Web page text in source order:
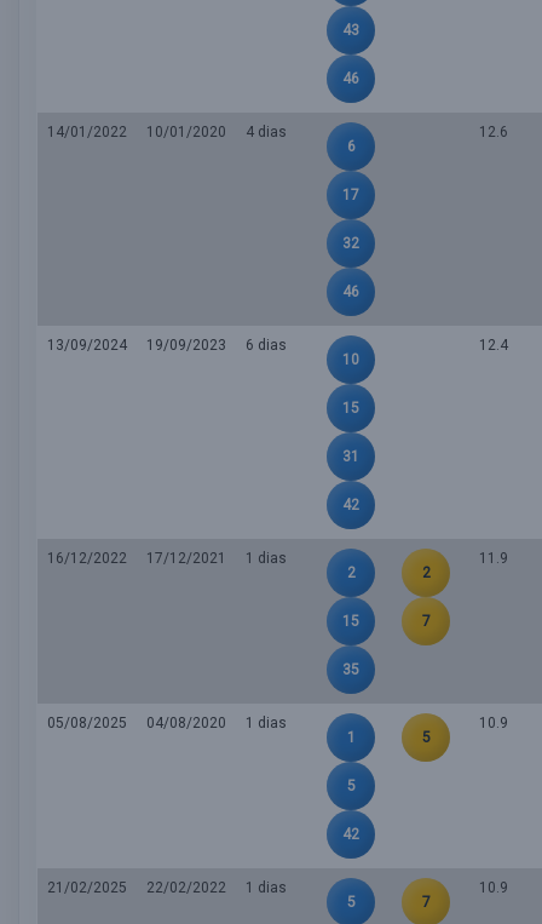
43
46
14/01/2022 10/01/2020
4 dias
6
17
32
46
12.6
13/09/2024 19/09/2023
6 dias
10
15
31
42
12.4
16/12/2022 17/12/2021
1 dias
2
15
35
2
7
11.9
05/08/2025 04/08/2020
1 dias
1
5
42
5
10.9
21/02/2025 22/02/2022
1 dias
5
7
10.9